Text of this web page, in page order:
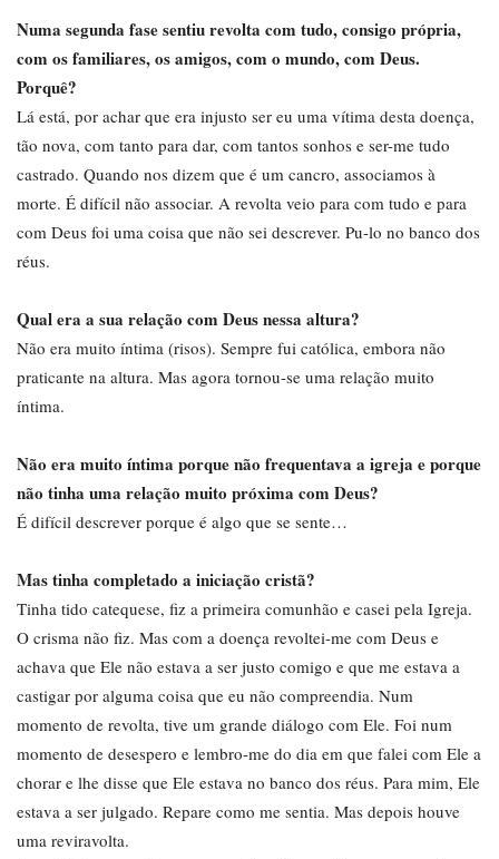
Numa segunda fase sentiu revolta com tudo, consigo própria,
com os familiares, os amigos, com o mundo, com Deus.
Porquê?
Lá está, por achar que era injusto ser eu uma vítima desta doença,
tão nova, com tanto para dar, com tantos sonhos e ser-me tudo
castrado. Quando nos dizem que é um cancro, associamos à
morte. É difícil não associar. A revolta veio para com tudo e para
com Deus foi uma coisa que não sei descrever. Pu-lo no banco dos
réus.
Qual era a sua relação com Deus nessa altura?
Não era muito íntima (risos). Sempre fui católica, embora não
praticante na altura. Mas agora tornou-se uma relação muito
íntima.
Não era muito íntima porque não frequentava a igreja e porque
não tinha uma relação muito próxima com Deus?
É difícil descrever porque é algo que se sente…
Mas tinha completado a iniciação cristã?
Tinha tido catequese, fiz a primeira comunhão e casei pela Igreja.
O crisma não fiz. Mas com a doença revoltei-me com Deus e
achava que Ele não estava a ser justo comigo e que me estava a
castigar por alguma coisa que eu não compreendia. Num
momento de revolta, tive um grande diálogo com Ele. Foi num
momento de desespero e lembro-me do dia em que falei com Ele a
chorar e lhe disse que Ele estava no banco dos réus. Para mim, Ele
estava a ser julgado. Repare como me sentia. Mas depois houve
uma reviravolta.